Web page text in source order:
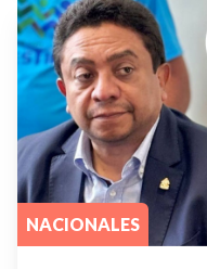
NACIONALES